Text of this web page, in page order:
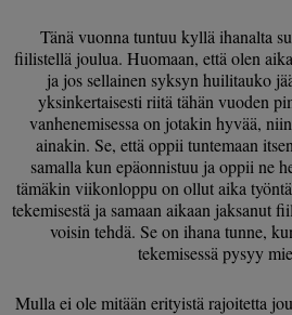
Tänä vuonna tuntuu kyllä ihanalta
fiilistellä joulua. Huomaan, että olen
ja jos sellainen syksyn huilitauko
yksinkertaisesti riitä tähän vuoden
vanhenemisessa on jotakin hyvää,
ainakin. Se, että oppii tuntemaan
samalla kun epäonnistuu ja oppii ne
tämäkin viikonloppu on ollut aika
tekemisestä ja samaan aikaan jaksanut
voisin tehdä. Se on ihana tunne,
tekemisessä pysyy
Mulla ei ole mitään erityistä rajoitetta